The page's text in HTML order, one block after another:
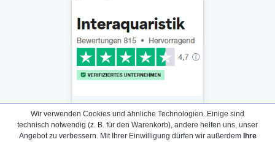
Wir verwenden Cookies und ähnliche Technologien. Einige sind
technisch notwendig (z. B. für den Warenkorb), andere helfen uns, unser
Angebot zu verbessern. Mit Ihrer Einwilligung dürfen wir außerdem Ihre